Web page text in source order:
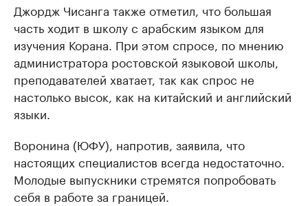
Джордж Чисанга также отметил, что большая
часть ходит в школу с арабским языком для
изучения Корана. При этом спросе, по мнению
администратора ростовской языковой школы,
преподавателей хватает, так как спрос не
настолько высок, как на китайский и английский
языки.
Воронина (ЮФУ), напротив, заявила, что
настоящих специалистов всегда недостаточно.
Молодые выпускники стремятся попробовать
себя в работе за границей.